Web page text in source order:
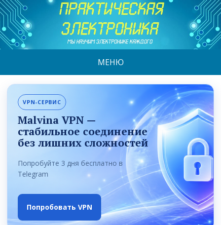
МЕНЮ
VPN-СЕРВИС
Malvina VPN —
стабильное соединение
без лишних сложностей
Попробуйте 3 дня бесплатно в
Telegram
Попробовать VPN